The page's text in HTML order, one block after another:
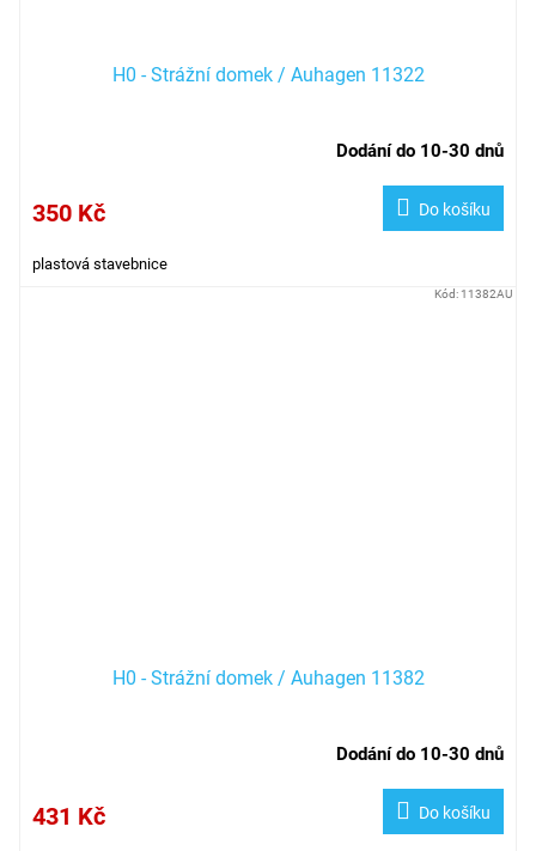
H0 - Strážní domek / Auhagen 11322
Dodání do 10-30 dnů
350 Kč Do košíku
plastová stavebnice
H0 - Strážní domek / Auhagen 11382
Dodání do 10-30 dnů
431 Kč Do košíku
Kód: 11382AU